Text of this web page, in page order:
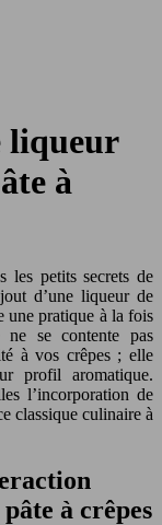
liqueur
à
les petits secrets de
d’une liqueur de
une pratique à la fois
ne se contente pas
à vos crêpes ; elle
profil aromatique.
l’incorporation de
classique culinaire à
à crêpes